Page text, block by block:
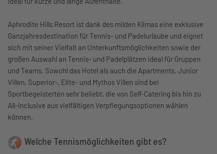
Aphrodite Hills Resort ist dank des milden Klimas eine exklusive
Ganzjahresdestination für Tennis- und Padelurlaube und eignet
sich mit seiner Vielfalt an Unterkunftsmöglichkeiten sowie der
großen Auswahl an Tennis- und Padelplätzen ideal für Gruppen
und Teams. Sowohl das Hotel als auch die Apartments, Junior
Villen, Superior-, Elite- und Mythos Villen sind bei
Sportbegeisterten sehr beliebt, die von Self-Catering bis hin zu
All-Inclusive aus vielfältigen Verpflegungsoptionen wählen
können.
Welche Tennismöglichkeiten gibt es?